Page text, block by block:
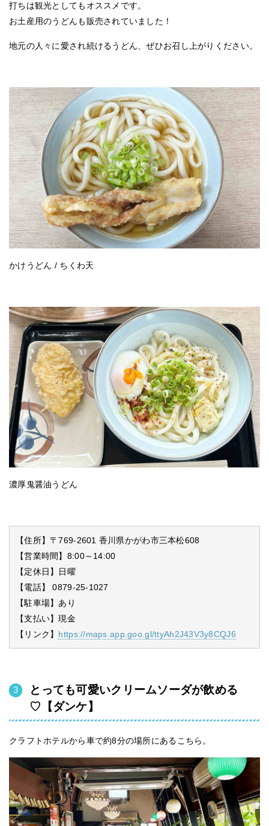
打ちは観光としてもオススメです。
お土産用のうどんも販売されていました！
地元の人々に愛され続けるうどん、ぜひお召し上がりください。
かけうどん / ちくわ天
濃厚鬼醤油うどん
【住所】〒769-2601 香川県かがわ市三本松608
【営業時間】8:00～14:00
【定休日】日曜
【電話】 0879-25-1027
【駐車場】あり
【支払い】現金
【リンク】 https://maps.app.goo.gl/ttyAh2J43V3y8CQJ6
とっても可愛いクリームソーダが飲める
♡【ダンケ】
クラフトホテルから車で約8分の場所にあるこちら。